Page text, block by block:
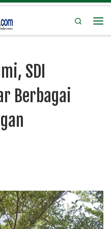
Search
SDI
Berbagai